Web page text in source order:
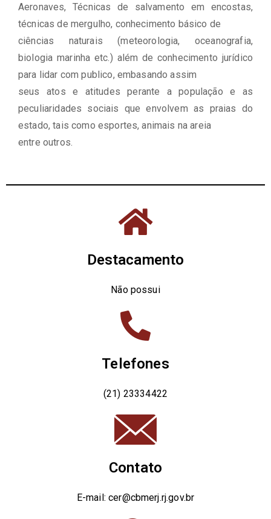
Aeronaves, Técnicas de salvamento em encostas,
técnicas de mergulho, conhecimento básico de
ciências naturais (meteorologia, oceanografia,
biologia marinha etc.) além de conhecimento jurídico
para lidar com publico, embasando assim
seus atos e atitudes perante a população e as
peculiaridades sociais que envolvem as praias do
estado, tais como esportes, animais na areia
entre outros.
Destacamento
Não possui
Telefones
(21) 23334422
Contato
E-mail: cer@cbmerj.rj.gov.br